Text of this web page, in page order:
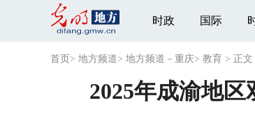
时政 国际
首页 > 地方频道> 地方频道－重庆> 教育 > 正文
2025年成渝地